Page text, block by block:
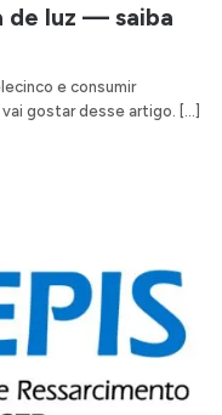
de luz — saiba
e consumir
gostar desse artigo. […]